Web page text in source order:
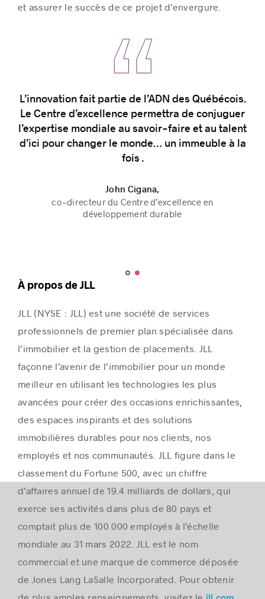
et assurer le succès de ce projet d’envergure.
John Cigana,
co-directeur du Centre d’excellence en
développement durable
Hugues Delmaire,
L’innovation fait partie de l’ADN des Québécois.
Le Centre d’excellence permettra de conjuguer
l’expertise mondiale au savoir-faire et au talent
d’ici pour changer le monde… un immeuble à la
fois .
John Cigana,
co-directeur du Centre d’excellence en
développement durable
Hugues Delmaire,
À propos de JLL
JLL (NYSE : JLL) est une société de services
professionnels de premier plan spécialisée dans
l’immobilier et la gestion de placements. JLL
façonne l’avenir de l’immobilier pour un monde
meilleur en utilisant les technologies les plus
avancées pour créer des occasions enrichissantes,
des espaces inspirants et des solutions
immobilières durables pour nos clients, nos
employés et nos communautés. JLL figure dans le
classement du Fortune 500, avec un chiffre
d’affaires annuel de 19.4 milliards de dollars, qui
exerce ses activités dans plus de 80 pays et
comptait plus de 100 000 employés à l’échelle
mondiale au 31 mars 2022. JLL est le nom
commercial et une marque de commerce déposée
de Jones Lang LaSalle Incorporated. Pour obtenir